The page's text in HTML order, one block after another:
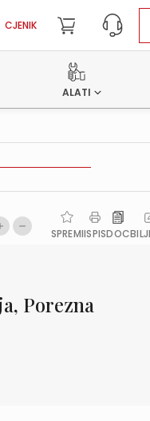
CJENIK
ALATI
SPREMIISPISDOC
Porezna